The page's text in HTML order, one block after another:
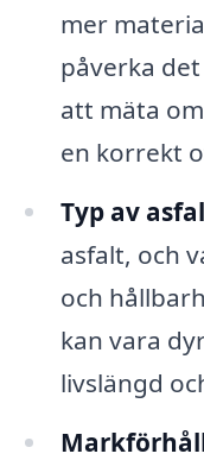
mer
påverka
att mäta
en korrekt
Typ av
asfalt, och
och
kan vara
livslängd